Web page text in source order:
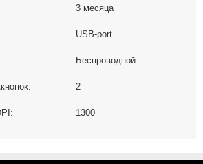
3 месяца
USB-port
Беспроводной
2
1300